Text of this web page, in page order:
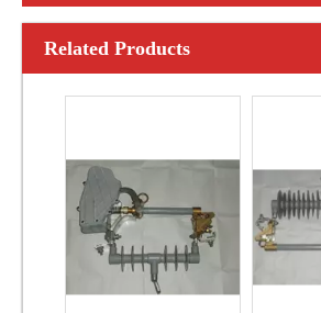
Related Products